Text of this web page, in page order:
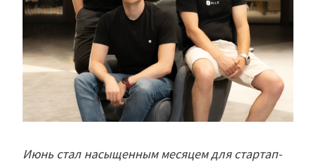
Июнь стал насыщенным месяцем для стартап-